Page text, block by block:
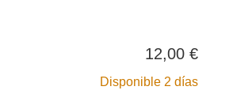
12,00 €
Disponible 2 días